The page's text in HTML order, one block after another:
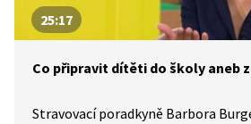
25:17
Co připravit dítěti do školy aneb
Stravovací poradkyně Barbora